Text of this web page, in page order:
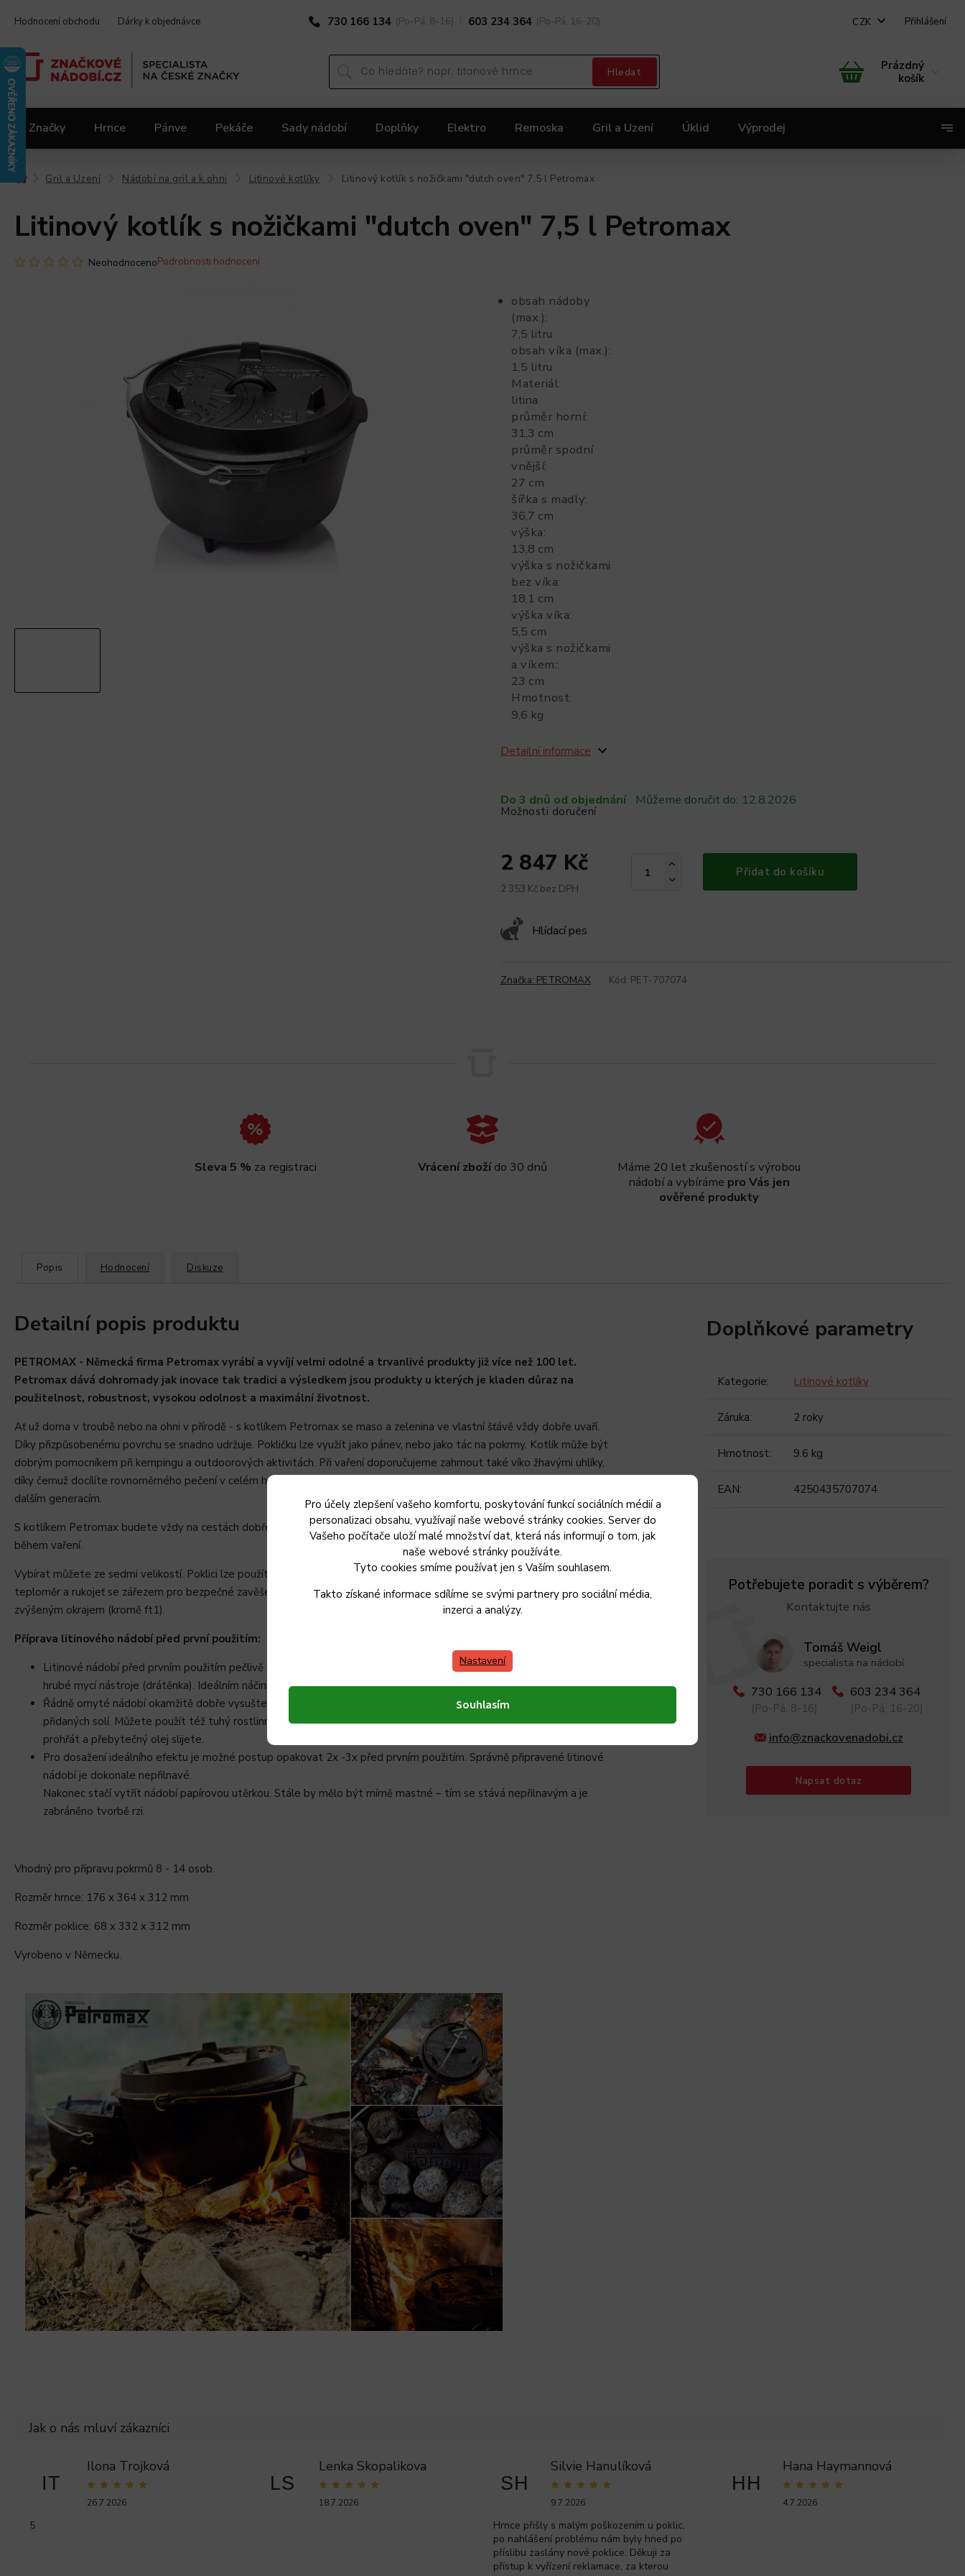
Pro účely zlepšení vašeho komfortu, poskytování funkcí sociálních médií a
personalizaci obsahu, využívají naše webové stránky cookies. Server do
Vašeho počítače uloží malé množství dat, která nás informují o tom, jak
naše webové stránky používáte.
Tyto cookies smíme používat jen s Vaším souhlasem.
Takto získané informace sdílíme se svými partnery pro sociální média,
inzerci a analýzy.
Nastavení
Souhlasím
730 166 134 (Po-Pá, 8-16) 603 234 364 (Po-Pá, 16-20)
Hodnocení obchodu Dárky k objednávce CZK Přihlášení
Hledat
Prázdný
košík
Značky Hrnce Pánve Pekáče Sady nádobí Doplňky Elektro Remoska Gril a Uzení Úklid Výprodej
Gril a Uzení Nádobí na gril a k ohni Litinové kotlíky Litinový kotlík s nožičkami "dutch oven" 7,5 l Petromax
Litinový kotlík s nožičkami "dutch oven" 7,5 l Petromax
NeohodnocenoPodrobnosti hodnocení
Do 3 dnů od objednání Můžeme doručit do: 12.8.2026
Možnosti doručení
2 847 Kč
2 353 Kč bez DPH
Přidat do košíku
Hlídací pes
obsah nádoby
(max.):
7,5 litru
obsah víka (max.):
1,5 litru
Materiál:
litina
průměr horní:
31,3 cm
průměr spodní
vnější:
27 cm
šířka s madly:
36,7 cm
výška:
13,8 cm
výška s nožičkami
bez víka:
18,1 cm
výška víka:
5,5 cm
výška s nožičkami
a víkem::
23 cm
Hmotnost:
9,6 kg
Detailní informace
Značka: PETROMAX Kód: PET-707074
Sleva 5 % za registraci Vrácení zbožído 30 dnů
Máme 20 let zkušeností s výrobou
nádobí a vybíráme pro Vás jen
ověřené produkty
Popis Hodnocení Diskuze
Detailní popis produktu
PETROMAX - Německá firma Petromax vyrábí a vyvíjí velmi odolné a trvanlivé produkty již více než 100 let.
Petromax dává dohromady jak inovace tak tradici a výsledkem jsou produkty u kterých je kladen důraz na
použitelnost, robustnost, vysokou odolnost a maximální životnost.
Ať už doma v troubě nebo na ohni v přírodě - s kotlíkem Petromax se maso a zelenina ve vlastní šťávě vždy dobře uvaří.
Díky přizpůsobenému povrchu se snadno udržuje. Pokličku lze využít jako pánev, nebo jako tác na pokrmy. Kotlík může být
dobrým pomocníkem při kempingu a outdoorových aktivitách. Při vaření doporučujeme zahrnout také víko žhavými uhlíky,
díky čemuž docílíte rovnoměrného pečení v celém hrnci. Litinový materiál kotlíku je obzvlášť odolný a může dobře sloužit i
dalším generacím.
S kotlíkem Petromax budete vždy na cestách dobře vybaveni a připravíte skvělé pokrmy bez nutnosti zásahů do pokrmů
během vaření.
Vybírat můžete ze sedmi velikostí. Poklici lze použít jako pánev (kromě ft1), hrnce se na sebe dají skládat, mají otvor pro
teploměr a rukojeť se zářezem pro bezpečné zavěšení. Obě provedení, s nožkami nebo bez, mají poklici s nožkami a
zvýšeným okrajem (kromě ft1).
Příprava litinového nádobí před první použitím:
Litinové nádobí před prvním použitím pečlivě omyjte v čisté, horké vodě. Nepoužívejte detergenty (saponáty) ani
hrubé mycí nástroje (drátěnka). Ideálním náčiním je měkký kartáč na nádobí, nebo jemná houbička.
Řádně omyté nádobí okamžitě dobře vysušte. Vnitřní povrch nádobí poté důkladně potřete rostlinným olejem bez
přidaných solí. Můžete použít též tuhý rostlinný olej, který rozmažete po vnitřní straně nádobí. To pak necháte
prohřát a přebytečný olej slijete.
Pro dosažení ideálního efektu je možné postup opakovat 2x -3x před prvním použitím. Správně připravené litinové
nádobí je dokonale nepřilnavé.
Nakonec stačí vytřít nádobí papírovou utěrkou. Stále by mělo být mírně mastné – tím se stává nepřilnavým a je
zabráněno tvorbě rzi.
Vhodný pro přípravu pokrmů 8 - 14 osob.
Rozměr hrnce: 176 x 364 x 312 mm
Rozměr poklice: 68 x 332 x 312 mm
Vyrobeno v Německu.
Doplňkové parametry
Kategorie: Litinové kotlíky
Záruka: 2 roky
Hmotnost: 9.6 kg
EAN: 4250435707074
Potřebujete poradit s výběrem?
Kontaktujte nás
Tomáš Weigl
specialista na nádobí
730 166 134
(Po-Pá, 8-16)
603 234 364
(Po-Pá, 16-20)
info@znackovenadobi.cz
Napsat dotaz
IT
Ilona Trojková
26.7.2026
5
LS
Lenka Skopalikova
18.7.2026
SH
Silvie Hanulíková
9.7.2026
Hrnce přišly s malým poškozením u poklic,
po nahlášení problému nám byly hned po
příslibu zaslány nové poklice. Děkuji za
přístup k vyřízení reklamace, za kterou
HH
Hana Haymannová
4.7.2026